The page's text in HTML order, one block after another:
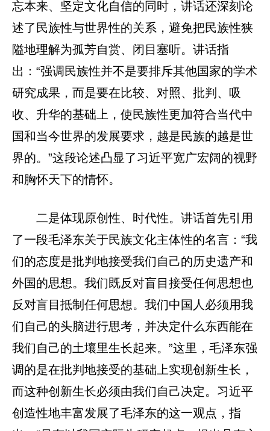
忘本来、坚定文化自信的同时，讲话还深刻论
述了民族性与世界性的关系，避免把民族性狭
隘地理解为孤芳自赏、闭目塞听。讲话指
出：“强调民族性并不是要排斥其他国家的学术
研究成果，而是要在比较、对照、批判、吸
收、升华的基础上，使民族性更加符合当代中
国和当今世界的发展要求，越是民族的越是世
界的。”这段论述凸显了习近平宽广宏阔的视野
和胸怀天下的情怀。
二是体现原创性、时代性。讲话首先引用
了一段毛泽东关于民族文化主体性的名言：“我
们的态度是批判地接受我们自己的历史遗产和
外国的思想。我们既反对盲目接受任何思想也
反对盲目抵制任何思想。我们中国人必须用我
们自己的头脑进行思考，并决定什么东西能在
我们自己的土壤里生长起来。”这里，毛泽东强
调的是在批判地接受的基础上实现创新生长，
而这种创新生长必须由我们自己决定。习近平
创造性地丰富发展了毛泽东的这一观点，指